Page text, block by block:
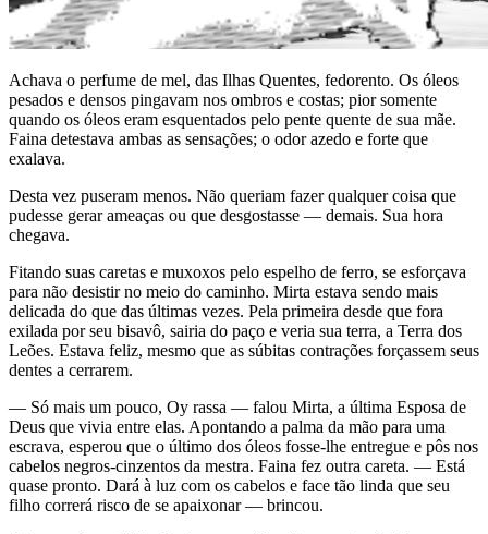
Achava o perfume de mel, das Ilhas Quentes, fedorento. Os óleos
pesados e densos pingavam nos ombros e costas; pior somente
quando os óleos eram esquentados pelo pente quente de sua mãe.
Faina detestava ambas as sensações; o odor azedo e forte que
exalava.
Desta vez puseram menos. Não queriam fazer qualquer coisa que
pudesse gerar ameaças ou que desgostasse — demais. Sua hora
chegava.
Fitando suas caretas e muxoxos pelo espelho de ferro, se esforçava
para não desistir no meio do caminho. Mirta estava sendo mais
delicada do que das últimas vezes. Pela primeira desde que fora
exilada por seu bisavô, sairia do paço e veria sua terra, a Terra dos
Leões. Estava feliz, mesmo que as súbitas contrações forçassem seus
dentes a cerrarem.
— Só mais um pouco, Oy rassa — falou Mirta, a última Esposa de
Deus que vivia entre elas. Apontando a palma da mão para uma
escrava, esperou que o último dos óleos fosse-lhe entregue e pôs nos
cabelos negros-cinzentos da mestra. Faina fez outra careta. — Está
quase pronto. Dará à luz com os cabelos e face tão linda que seu
filho correrá risco de se apaixonar — brincou.